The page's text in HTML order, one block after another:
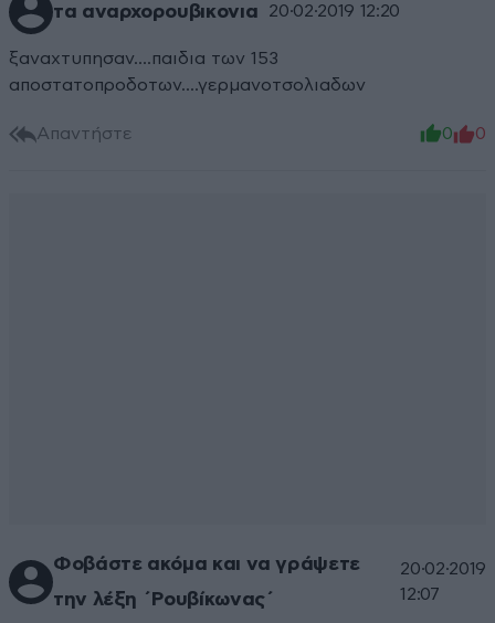
τα αναρχορουβικονια 20·02·2019 12:20
ξαναχτυπησαν....παιδια των 153
αποστατοπροδοτων....γερμανοτσολιαδων
Απαντήστε 0 0
Φοβάστε ακόμα και να γράψετε
την λέξη ΄Ρουβίκωνας΄
20·02·2019
12:07